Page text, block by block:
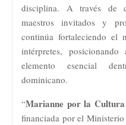
disciplina. A través de
maestros invitados y
continúa fortaleciendo el
intérpretes,
elemento esencial
dominicano.
“Marianne por la Cultura
financiada por el